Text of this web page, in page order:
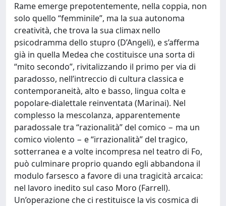
Rame emerge prepotentemente, nella coppia, non
solo quello “femminile”, ma la sua autonoma
creatività, che trova la sua climax nello
psicodramma dello stupro (D’Angeli), e s’afferma
già in quella Medea che costituisce una sorta di
“mito secondo”, rivitalizzando il primo per via di
paradosso, nell’intreccio di cultura classica e
contemporaneità, alto e basso, lingua colta e
popolare-dialettale reinventata (Marinai). Nel
complesso la mescolanza, apparentemente
paradossale tra “razionalità” del comico − ma un
comico violento − e “irrazionalità” del tragico,
sotterranea e a volte incompresa nel teatro di Fo,
può culminare proprio quando egli abbandona il
modulo farsesco a favore di una tragicità arcaica:
nel lavoro inedito sul caso Moro (Farrell).
Un’operazione che ci restituisce la vis cosmica di